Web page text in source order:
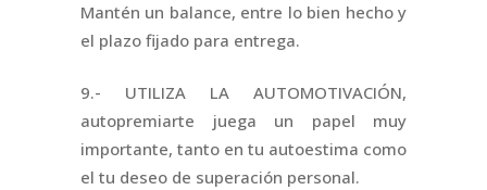
Mantén un balance, entre lo bien hecho y
el plazo fijado para entrega.
9.- UTILIZA LA AUTOMOTIVACIÓN,
autopremiarte juega un papel muy
importante, tanto en tu autoestima como
el tu deseo de superación personal.